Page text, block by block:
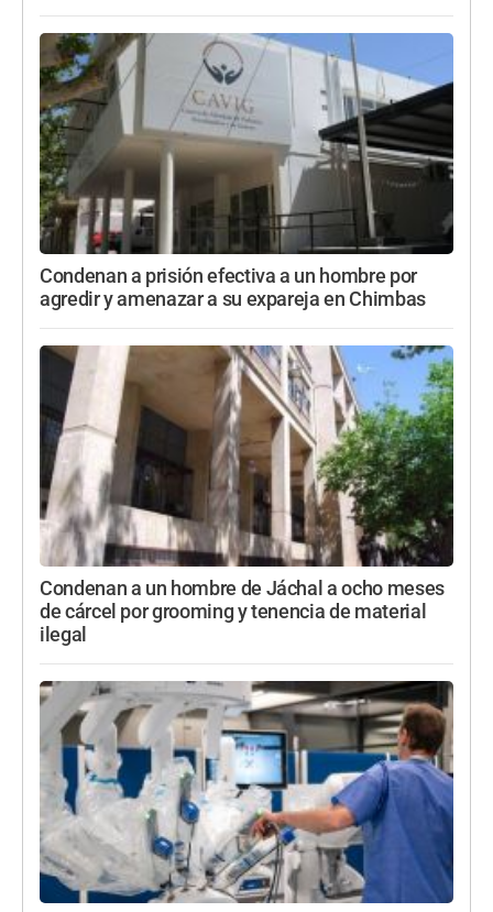
Condenan a prisión efectiva a un hombre por
agredir y amenazar a su expareja en Chimbas
Condenan a un hombre de Jáchal a ocho meses
de cárcel por grooming y tenencia de material
ilegal